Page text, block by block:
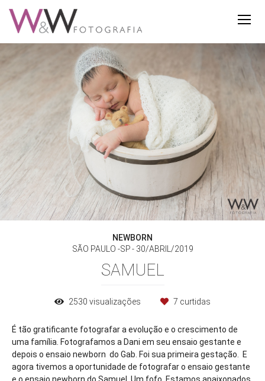
NEWBORN
SÃO PAULO -SP
30/ABRIL/2019
SAMUEL
2530 visualizações 7 curtidas
É tão gratificante fotografar a evolução e o crescimento de
uma família. Fotografamos a Dani em seu ensaio gestante e
depois o ensaio newborn do Gab. Foi sua primeira gestação. E
agora tivemos a oportunidade de fotografar o ensaio gestante
e o ensaio newborn do Samuel. Um fofo. Estamos apaixonados.